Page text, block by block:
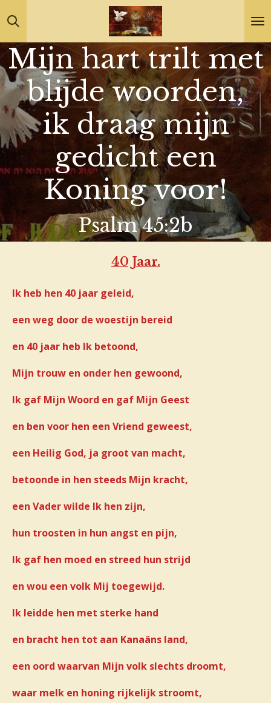
Ga
direct
naar
de
hoofdinhoud
Mijn hart trilt met
blijde woorden,
ik draag mijn
gedicht een
Koning voor!
Psalm 45:2b
40 Jaar.
Ik heb hen 40 jaar geleid,
een weg door de woestijn bereid
en 40 jaar heb Ik betoond,
Mijn trouw en onder hen gewoond,
Ik gaf Mijn Woord en gaf Mijn Geest
en ben voor hen een Vriend geweest,
een Heilig God, ja groot van macht,
betoonde in hen steeds Mijn kracht,
een Vader wilde Ik hen zijn,
hun troosten in hun angst en pijn,
Ik gaf hen moed en streed hun strijd
en wou een volk Mij toegewijd.
Ik leidde hen met sterke hand
en bracht hen tot aan Kanaäns land,
een oord waarvan Mijn volk slechts droomt,
waar melk en honing rijkelijk stroomt,